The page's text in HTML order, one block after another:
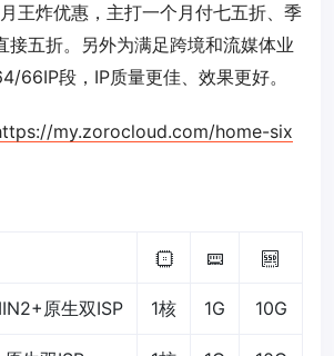
王炸优惠，主打一个月付七五折、季
接五折。另外为满足跨境和流媒体业
66IP段，IP质量更佳、效果更好。
my.zorocloud.com/home-six
原生双ISP 1核 1G 10G